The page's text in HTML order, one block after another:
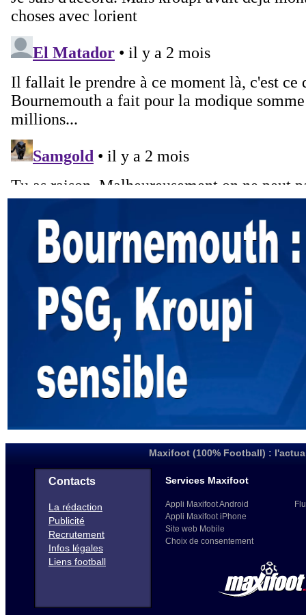
Maxifoot (100% Football) :
Contacts
La rédaction
Publicité
Recrutement
Infos légales
Liens football
Services Maxifoot
Appli Maxifoot Android
Appli Maxifoot iPhone
Site web Mobile
Choix de consentement